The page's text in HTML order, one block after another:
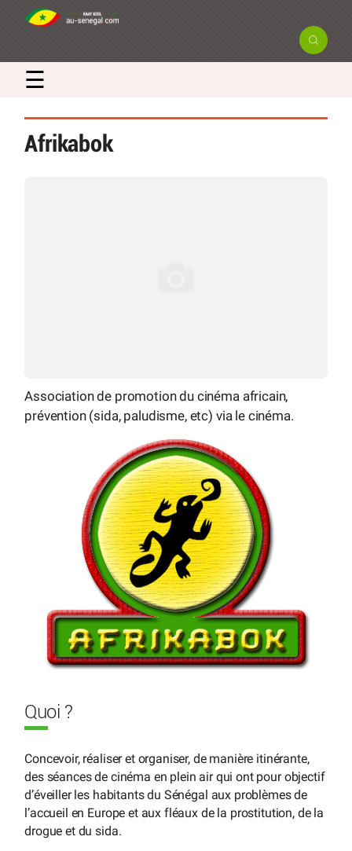
☰
Afrikabok
Association de promotion du cinéma africain,
prévention (sida, paludisme, etc) via le cinéma.
Quoi ?
Concevoir, réaliser et organiser, de manière itinérante,
des séances de cinéma en plein air qui ont pour objectif
d’éveiller les habitants du Sénégal aux problèmes de
l’accueil en Europe et aux fléaux de la prostitution, de la
drogue et du sida.